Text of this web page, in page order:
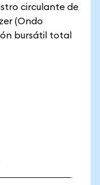
circulante de
(Ondo
bursátil total